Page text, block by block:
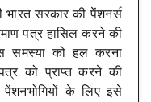
सरकार की पेंशनर्स
पत्र हासिल करने की
समस्या को हल करना
को प्राप्त करने की
के लिए इसे